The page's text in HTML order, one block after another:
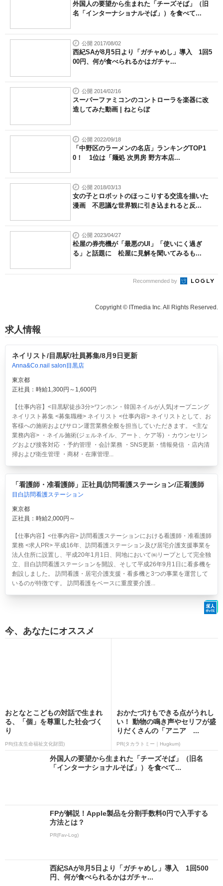
外国人の要望から生まれた「チーズそば」（旧
名「インターナショナルそば」）を食べて...
公開 2017/08/02
西紀SAが8月5日より「ガチャめし」導入 1回5
00円、何が食べられるかはガチャ...
公開 2014/02/16
スーパーファミコンのコントローラを楽器に改
造してみた動画 | ねとらぼ
公開 2022/09/18
「中野区のラーメンの名店」ランキングTOP1
0！ 1位は「麺処 次男房 野方本店...
公開 2018/03/13
女の子とロボットのほっこりする交流を描いた
漫画 不思議な世界観に引き込まれると反...
公開 2023/04/27
松屋の券売機が「最悪のUI」「使いにく過ぎ
る」と話題に 松屋に見解を聞いてみるも...
Recommended by
Copyright © ITmedia Inc. All Rights Reserved.
求人情報
ネイリスト/目黒駅/社員募集/8月9日更新
Anna&Co.nail salon目黒店
東京都
正社員：時給1,300円～1,600円
【仕事内容】<目黒駅徒歩3分>ワンホン・韓国ネイルが人気|オープニング
ネイリスト募集 <募集職種> ネイリスト <仕事内容> ネイリストとして、お
客様への施術およびサロン運営業務全般を担当していただきます。 <主な
業務内容> ・ネイル施術(ジェルネイル、アート、ケア等) ・カウンセリン
グおよび接客対応 ・予約管理 ・会計業務 ・SNS更新・情報発信 ・店内清
掃および衛生管理 ・商材・在庫管理...
「看護師・准看護師」正社員/訪問看護ステーション/正看護師
目白訪問看護ステーション
東京都
正社員：時給2,000円～
【仕事内容】<仕事内容> 訪問看護ステーションにおける看護師・准看護師
業務 <求人PR> 平成16年、訪問看護ステーション及び居宅介護支援事業を
法人住所に設置し、平成20年1月1日、同地において㈱リープとして完全独
立、目白訪問看護ステーションを開設、そして平成26年9月1日に看多機を
創設しました。 訪問看護・居宅介護支援・看多機と3つの事業を運営して
いるのが特徴です。 訪問看護をベースに重度要介護...
今、あなたにオススメ
おとなとこどもの対話で生まれ
る、「個」を尊重した社会づく
り
PR(住友生命福祉文化財団)
おかたづけもできる点がうれし
い！ 動物の鳴き声やセリフが盛
りだくさんの「アニア ...
PR(タカラトミー｜Hugkum)
外国人の要望から生まれた「チーズそば」（旧名
「インターナショナルそば」）を食べて...
FPが解説！Apple製品を分割手数料0円で入手する
方法とは？
PR(Fav-Log)
西紀SAが8月5日より「ガチャめし」導入 1回500
円、何が食べられるかはガチャ...